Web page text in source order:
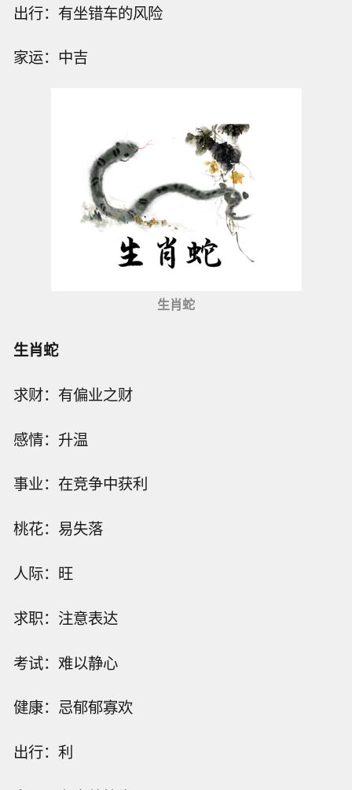
出行：有坐错车的风险
家运：中吉
生肖蛇
生肖蛇
求财：有偏业之财
感情：升温
事业：在竞争中获利
桃花：易失落
人际：旺
求职：注意表达
考试：难以静心
健康：忌郁郁寡欢
出行：利